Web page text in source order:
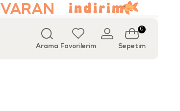
Arama Sepetim
0
Favorilerim